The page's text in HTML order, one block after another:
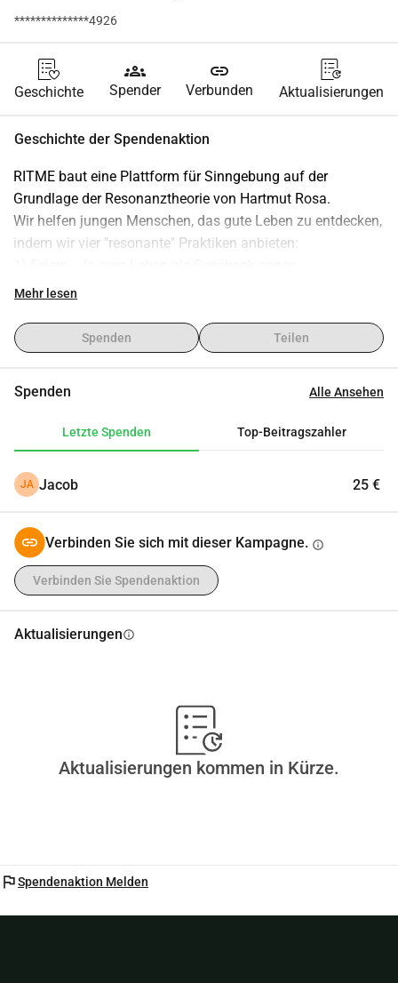
**************4926
Geschichte
groups
Spender
link
Verbunden Aktualisierungen
Geschichte der Spendenaktion
RITME baut eine Plattform für Sinngebung auf der
Grundlage der Resonanztheorie von Hartmut Rosa.
Wir helfen jungen Menschen, das gute Leben zu entdecken,
indem wir vier "resonante" Praktiken anbieten:
2) Essen - Sich miteinander und mit der Natur verbinden
entdecken
4) Machen - Etwas geben, schön gestalten oder in Ordnung
Kennenlernspiel und eine Mitgliedschaft für diejenigen, die
Mehr lesen
Spenden Teilen
Spenden Alle Ansehen
Letzte Spenden Top-Beitragszahler
JA Jacob 25 €
Verbinden Sie sich mit dieser Kampagne. info
Verbinden Sie Spendenaktion
Aktualisierungeninfo
Aktualisierungen kommen in Kürze.
flagSpendenaktion Melden